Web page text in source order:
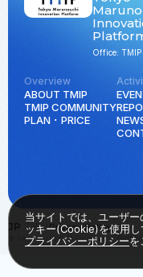
Office: TMIP
Overview
ABOUT TMIP
TMIP COMMUNITY
PLAN ･ PRICE
JP ENPrivacy Policy
© Tokyo Marunouchi Innovation
当サイトでは、ユーザ
ッキー(Cookie)を使用し
プライバシーポリシーを